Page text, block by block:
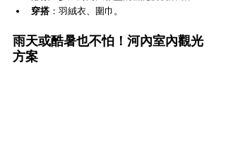
穿搭 ：羽絨衣、圍巾。
雨天或酷暑也不怕！河內室內觀光
方案